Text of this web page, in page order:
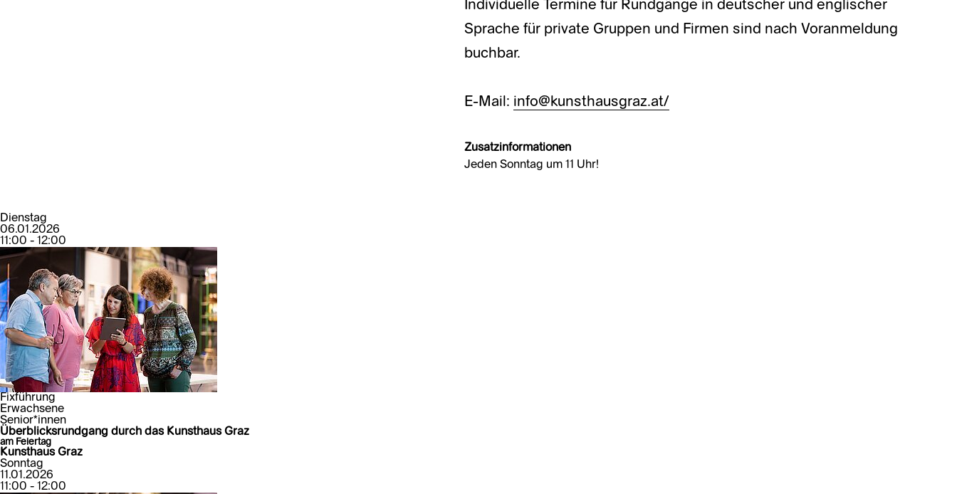
Individuelle Termine für Rundgänge in deutscher und englischer
Sprache für private Gruppen und Firmen sind nach Voranmeldung
buchbar.
E-Mail: info@kunsthausgraz.at/
Zusatzinformationen
Jeden Sonntag um 11 Uhr!
Dienstag
06.01.2026
11:00 - 12:00
Fixführung
Erwachsene
Senior*innen
Überblicksrundgang durch das Kunsthaus Graz
am Feiertag
Kunsthaus Graz
Sonntag
11.01.2026
11:00 - 12:00